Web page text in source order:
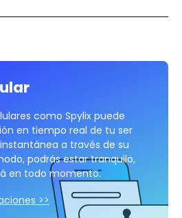
como Spylix puede
en tiempo real de tu ser
a través de su
podrás estar tranquilo,
en todo momento.
>>